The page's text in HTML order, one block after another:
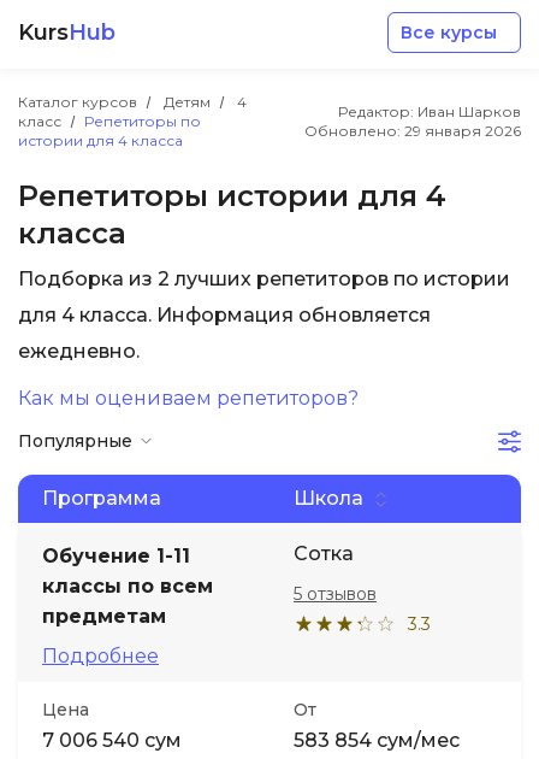
KursHub Все курсы
Каталог курсов Детям
4
класс
Репетиторы по
истории для 4 класса
Редактор: Иван Шарков
Обновлено: 29 января 2026
Репетиторы истории для 4
класса
Подборка из 2 лучших репетиторов по истории
для 4 класса. Информация обновляется
ежедневно.
Как мы оцениваем репетиторов?
Популярные
Программа Школа
Обучение 1-11
классы по всем
предметам
Подробнее
Сотка
3.3
5 отзывов
Цена
7 006 540 сум
От
583 854 сум/мес
Маркетинг
Дизайн
Менеджмент
Иностранные языки
Soft Skills
ДПО